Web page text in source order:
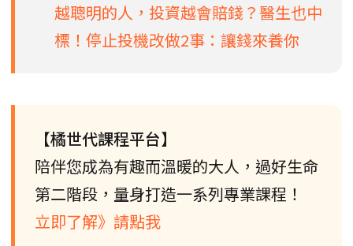
越聰明的人，投資越會賠錢？醫生也中
標！停止投機改做2事：讓錢來養你
【橘世代課程平台】
陪伴您成為有趣而溫暖的大人，過好生命
第二階段，量身打造一系列專業課程！
立即了解》請點我